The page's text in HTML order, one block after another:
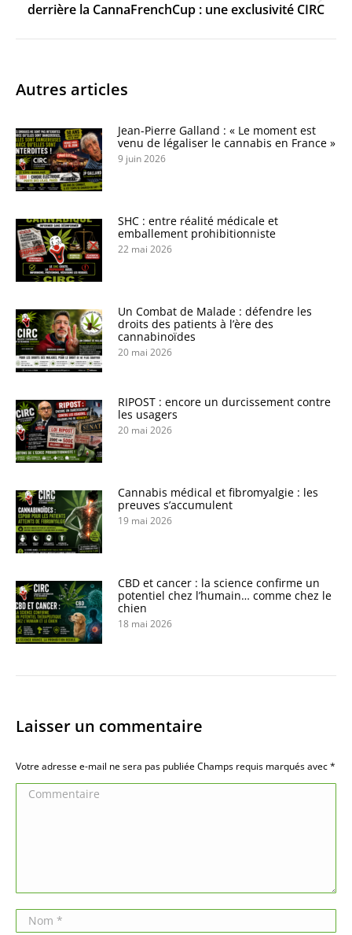
suivant
derrière la CannaFrenchCup : une exclusivité CIRC
Autres articles
Jean-Pierre Galland : « Le moment est
venu de légaliser le cannabis en France »
9 juin 2026
SHC : entre réalité médicale et
emballement prohibitionniste
22 mai 2026
Un Combat de Malade : défendre les
droits des patients à l’ère des
cannabinoïdes
20 mai 2026
RIPOST : encore un durcissement contre
les usagers
20 mai 2026
Cannabis médical et fibromyalgie : les
preuves s’accumulent
19 mai 2026
CBD et cancer : la science confirme un
potentiel chez l’humain… comme chez le
chien
18 mai 2026
Laisser un commentaire
Votre adresse e-mail ne sera pas publiée Champs requis marqués avec*
Commentaire
Nom *